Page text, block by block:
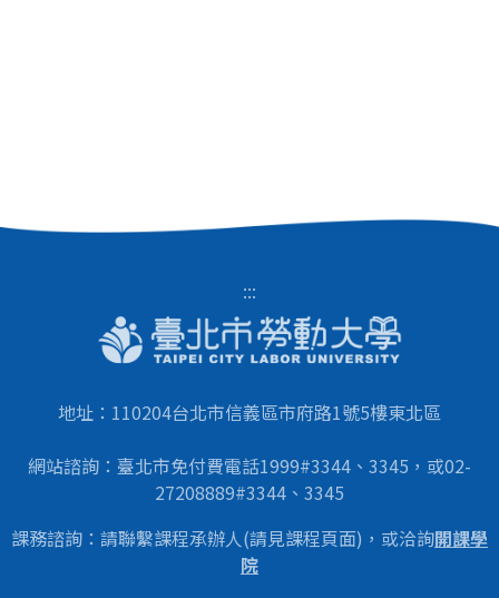
:::
地址：110204台北市信義區市府路1號5樓東北區
網站諮詢：臺北市免付費電話1999#3344、3345，或02-
27208889#3344、3345
課務諮詢：請聯繫課程承辦人(請見課程頁面)，或洽詢開課學
院